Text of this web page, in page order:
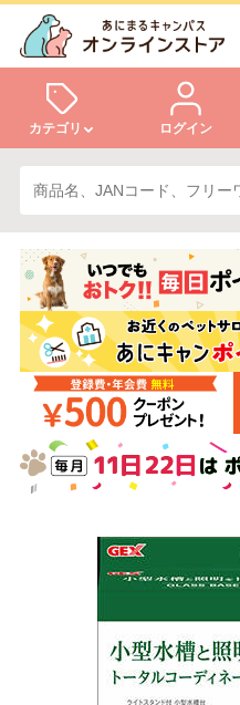
カテゴリ
犬
小動物・鳥
ドッグフード
美容・ケア用品
日用品（デイリー）
トリマーグッズ
ログイン
ログイン
会員登録
あにまるキャンパスについ
アフターサービス
商品リクエスト
お問い合わせ